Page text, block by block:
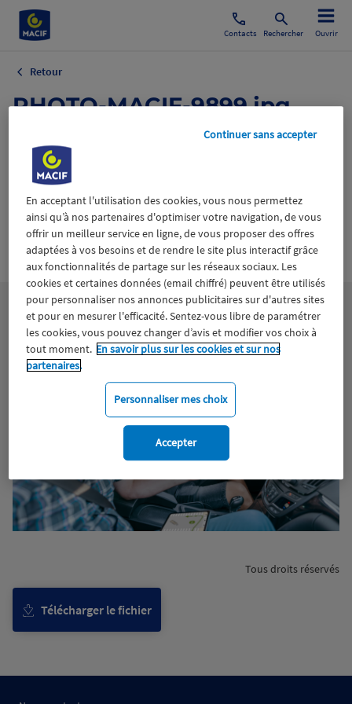
Contacts Rechercher Ouvrir
Retour
PHOTO-MACIF-9899.jpg
Certifié avec Wiztrust
trusted
sources
Télécharger le fichier
Tous droits réservés
En acceptant l'utilisation des cookies, vous nous permettez
ainsi qu’à nos partenaires d'optimiser votre navigation, de vous
offrir un meilleur service en ligne, de vous proposer des offres
adaptées à vos besoins et de rendre le site plus interactif grâce
aux fonctionnalités de partage sur les réseaux sociaux. Les
cookies et certaines données (email chiffré) peuvent être utilisés
pour personnaliser nos annonces publicitaires sur d'autres sites
et pour en mesurer l'efficacité. Sentez-vous libre de paramétrer
les cookies, vous pouvez changer d’avis et modifier vos choix à
tout moment. En savoir plus sur les cookies et sur nos
partenaires.
Personnaliser mes choix
Continuer sans accepter
Accepter